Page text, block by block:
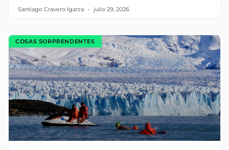
Santiago Cravero Igarza julio 29, 2026
COSAS SORPRENDENTES